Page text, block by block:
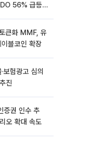
56% 급등…
큰화 MMF, 유
이블코인 확장
보험광고 심의
진
증권 인수 추
오 확대 속도